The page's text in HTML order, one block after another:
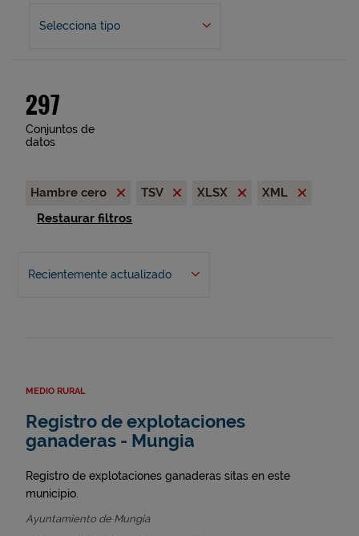
Selecciona tipo
297
Conjuntos de
datos
Hambre cero TSV XLSX
XML
Restaurar filtros
Recientemente actualizado
MEDIO RURAL
Registro de explotaciones
ganaderas - Mungia
Registro de explotaciones ganaderas sitas en este
municipio.
Ayuntamiento de Mungia